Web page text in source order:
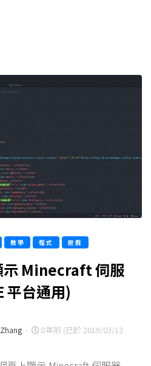
教學 程式 遊戲
示 Minecraft 伺服
平台通用)
-
8年前 (已於 2019/03/13